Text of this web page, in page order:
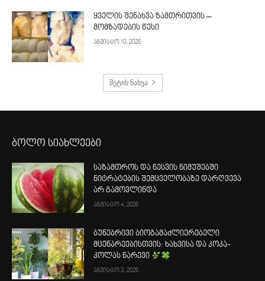
ყველის შენახვა ზამთრითვის –
მომზადების წესი
აგვისტო 10, 2026
მეტის ნახვა
ბოლო სიახლეები
საზამთროს და ნესვის ნიმუშებში
ნიტრატების შემცველობაზე დარღვევა
არ გამოვლინდა
აგვისტო 4, 2026
ბუნებრივი ბიოგამაძლიერებელი
მცენარეებისთვის: ხახვისა და კოკა-
კოლას ნარევი
აგვისტო 3, 2026